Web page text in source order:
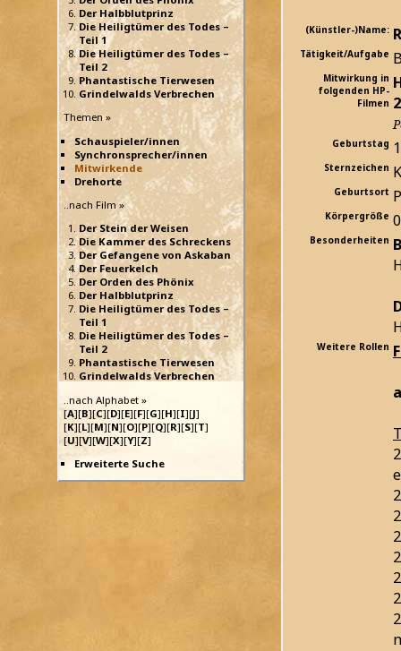
Der Halbblutprinz
Die Heiligtümer des Todes –
Teil 1
Die Heiligtümer des Todes –
Teil 2
Phantastische Tierwesen
Grindelwalds Verbrechen
Themen »
Schauspieler/innen
Synchronsprecher/innen
Mitwirkende
Drehorte
..nach Film »
Der Stein der Weisen
Die Kammer des Schreckens
Der Gefangene von Askaban
Der Feuerkelch
Der Orden des Phönix
Der Halbblutprinz
Die Heiligtümer des Todes –
Teil 1
Die Heiligtümer des Todes –
Teil 2
Phantastische Tierwesen
Grindelwalds Verbrechen
..nach Alphabet »
[A][B][C][D][E][F][G][H][I][J]
[K][L][M][N][O][P][Q][R][S][T]
[U][V][W][X][Y][Z]
Erweiterte Suche
(Künstler-)Name:
Tätigkeit/Aufgabe
Mitwirkung in
folgenden HP-
Filmen 2
Geburtstag
Sternzeichen
Geburtsort
Körpergröße
Besonderheiten
Weitere Rollen